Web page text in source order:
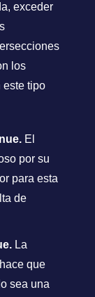
exceder
los
este tipo
El
por su
para esta
de
La
que
sea una